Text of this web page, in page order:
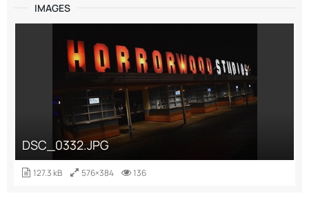
IMAGES
DSC_0332.JPG
127.3 kB 576×384 136